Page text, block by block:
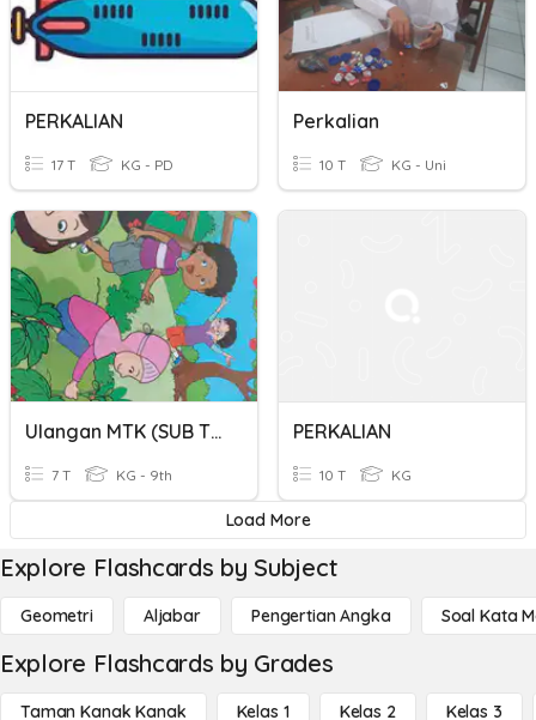
PERKALIAN
17 T KG - PD
Perkalian
10 T KG - Uni
Ulangan MTK (SUB TEMA 1&2)
7 T KG - 9th
PERKALIAN
10 T KG
Load More
Explore Flashcards by Subject
Geometri Aljabar Pengertian Angka Soal Kata
Explore Flashcards by Grades
Taman Kanak Kanak Kelas 1 Kelas 2 Kelas 3